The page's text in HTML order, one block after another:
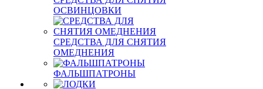
ОСВИНЦОВКИ
СРЕДСТВА ДЛЯ СНЯТИЯ
ОМЕДНЕНИЯ
ФАЛЬШПАТРОНЫ